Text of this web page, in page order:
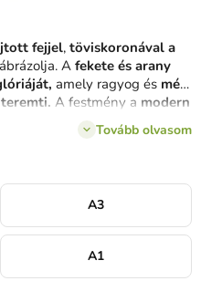
fejjel, töviskoronával a
A fekete és arany
amely ragyog és mély
A festmény a modern
ötvözi, így ideális egy erős
Tovább olvasom
A3
A1